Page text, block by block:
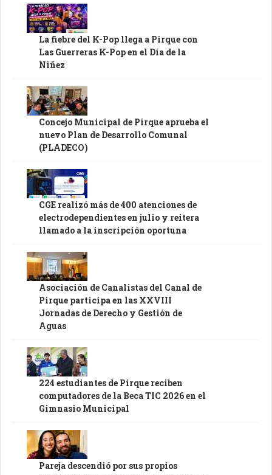
La fiebre del K-Pop llega a Pirque con
Las Guerreras K-Pop en el Día de la
Niñez
Concejo Municipal de Pirque aprueba el
nuevo Plan de Desarrollo Comunal
(PLADECO)
CGE realizó más de 400 atenciones de
electrodependientes en julio y reitera
llamado a la inscripción oportuna
Asociación de Canalistas del Canal de
Pirque participa en las XXVIII
Jornadas de Derecho y Gestión de
Aguas
224 estudiantes de Pirque reciben
computadores de la Beca TIC 2026 en el
Gimnasio Municipal
Pareja descendió por sus propios